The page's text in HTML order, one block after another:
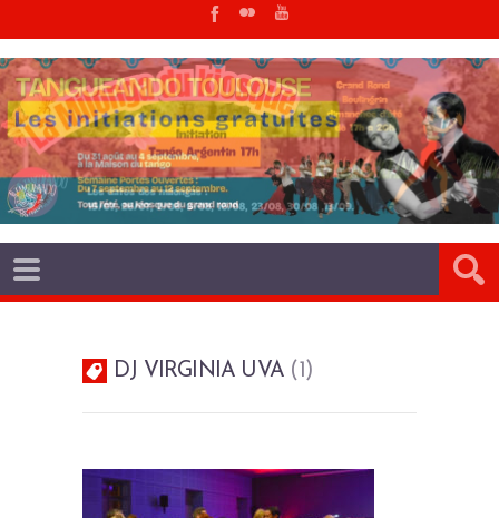
DJ VIRGINIA UVA 1